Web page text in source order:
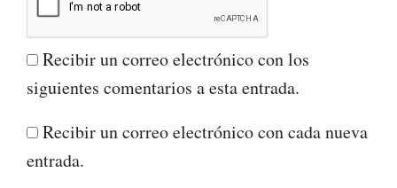
Recibir un correo electrónico con los
siguientes comentarios a esta entrada.
Recibir un correo electrónico con cada nueva
entrada.